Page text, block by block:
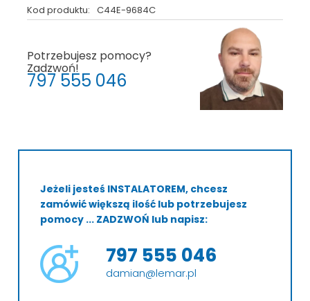
Kod produktu: C44E-9684C
Potrzebujesz pomocy?
Zadzwoń!
797 555 046
Jeżeli jesteś INSTALATOREM, chcesz
zamówić większą ilość lub potrzebujesz
pomocy ... ZADZWOŃ lub napisz:
797 555 046
damian@lemar.pl